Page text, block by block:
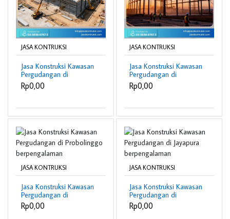
JASA KONTRUKSI
Jasa Konstruksi Kawasan
Pergudangan di
Indramayu
berpengalaman
Rp0,00
JASA KONTRUKSI
Jasa Konstruksi Kawasan
Pergudangan di
Purwokerto
berpengalaman
Rp0,00
JASA KONTRUKSI
Jasa Konstruksi Kawasan
Pergudangan di
Probolinggo
berpengalaman
Rp0,00
JASA KONTRUKSI
Jasa Konstruksi Kawasan
Pergudangan di
Jayapura berpengalaman
Rp0,00